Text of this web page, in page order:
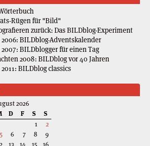
Rügen für "Bild"
zurück: Das BILDblog-Experiment
BILDblog-Adventskalender
BILDblogger für einen Tag
2008: BILDblog vor 40 Jahren
BILDblog classics
2026
D F S
S
1
2
5 6 7 8
9
13 14 15 16